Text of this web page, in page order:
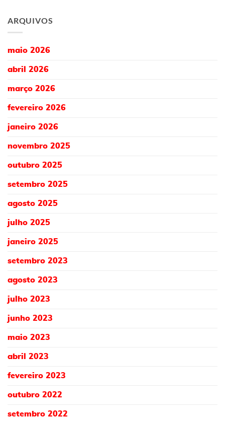
ARQUIVOS
maio 2026
abril 2026
março 2026
fevereiro 2026
janeiro 2026
novembro 2025
outubro 2025
setembro 2025
agosto 2025
julho 2025
janeiro 2025
setembro 2023
agosto 2023
julho 2023
junho 2023
maio 2023
abril 2023
fevereiro 2023
outubro 2022
setembro 2022